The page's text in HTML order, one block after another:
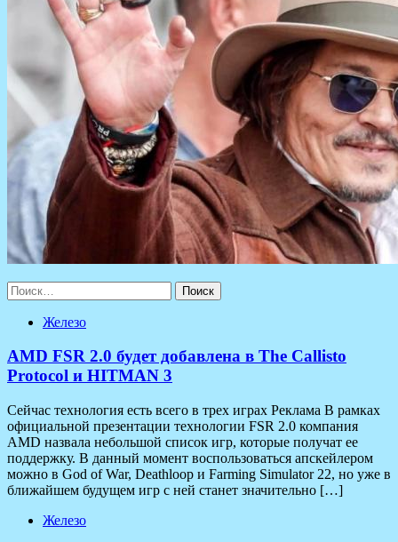
Найти:
Железо
AMD FSR 2.0 будет добавлена в The Callisto
Protocol и HITMAN 3
Сейчас технология есть всего в трех играх Реклама В рамках
официальной презентации технологии FSR 2.0 компания
AMD назвала небольшой список игр, которые получат ее
поддержку. В данный момент воспользоваться апскейлером
можно в God of War, Deathloop и Farming Simulator 22, но уже в
ближайшем будущем игр с ней станет значительно […]
Железо